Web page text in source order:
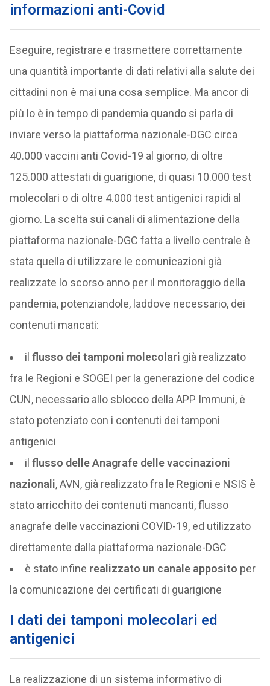
informazioni anti-Covid
Eseguire, registrare e trasmettere correttamente
una quantità importante di dati relativi alla salute dei
cittadini non è mai una cosa semplice. Ma ancor di
più lo è in tempo di pandemia quando si parla di
inviare verso la piattaforma nazionale-DGC circa
40.000 vaccini anti Covid-19 al giorno, di oltre
125.000 attestati di guarigione, di quasi 10.000 test
molecolari o di oltre 4.000 test antigenici rapidi al
giorno. La scelta sui canali di alimentazione della
piattaforma nazionale-DGC fatta a livello centrale è
stata quella di utilizzare le comunicazioni già
realizzate lo scorso anno per il monitoraggio della
pandemia, potenziandole, laddove necessario, dei
contenuti mancati:
il flusso dei tamponi molecolari già realizzato
fra le Regioni e SOGEI per la generazione del codice
CUN, necessario allo sblocco della APP Immuni, è
stato potenziato con i contenuti dei tamponi
antigenici
il flusso delle Anagrafe delle vaccinazioni
nazionali, AVN, già realizzato fra le Regioni e NSIS è
stato arricchito dei contenuti mancanti, flusso
anagrafe delle vaccinazioni COVID-19, ed utilizzato
direttamente dalla piattaforma nazionale-DGC
è stato infine realizzato un canale apposito per
la comunicazione dei certificati di guarigione
I dati dei tamponi molecolari ed
antigenici
La realizzazione di un sistema informativo di